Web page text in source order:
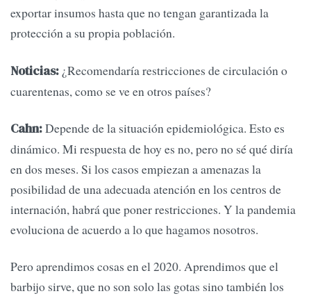
exportar insumos hasta que no tengan garantizada la
protección a su propia población.
Noticias: ¿Recomendaría restricciones de circulación o
cuarentenas, como se ve en otros países?
Cahn:Depende de la situación epidemiológica. Esto es
dinámico. Mi respuesta de hoy es no, pero no sé qué diría
en dos meses. Si los casos empiezan a amenazas la
posibilidad de una adecuada atención en los centros de
internación, habrá que poner restricciones. Y la pandemia
evoluciona de acuerdo a lo que hagamos nosotros.
Pero aprendimos cosas en el 2020. Aprendimos que el
barbijo sirve, que no son solo las gotas sino también los